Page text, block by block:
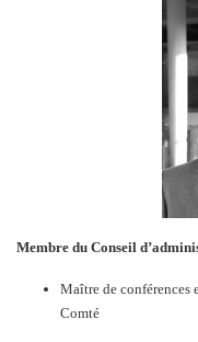
Membre du Conseil
Maître de conférences
Comté